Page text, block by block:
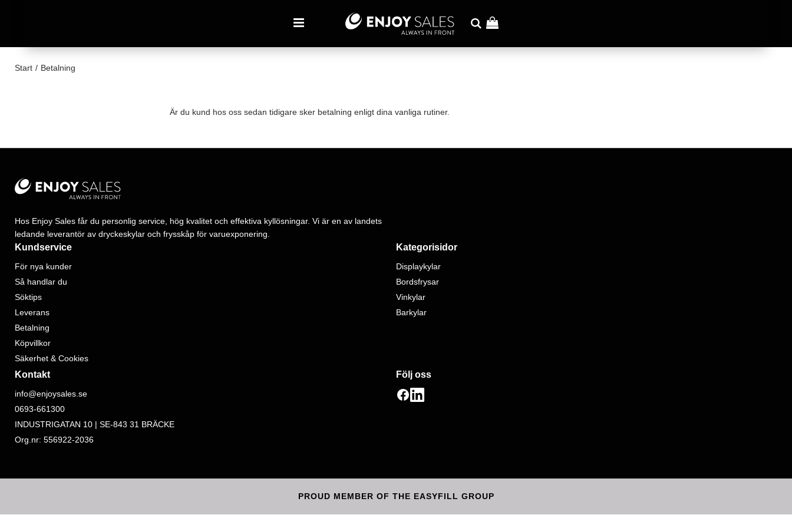
Start / Betalning
Är du kund hos oss sedan tidigare sker betalning enligt dina vanliga rutiner.
Hos Enjoy Sales får du personlig service, hög kvalitet och effektiva kyllösningar. Vi är en av landets
ledande leverantör av dryckeskylar och frysskåp för varuexponering.
Kundservice
För nya kunder
Så handlar du
Söktips
Leverans
Betalning
Köpvillkor
Säkerhet & Cookies
Kategorisidor
Displaykylar
Bordsfrysar
Vinkylar
Barkylar
Kontakt
info@enjoysales.se
0693-661300
INDUSTRIGATAN 10 | SE-843 31 BRÄCKE
Org.nr: 556922-2036
Följ oss
PROUD MEMBER OF THE EASYFILL GROUP